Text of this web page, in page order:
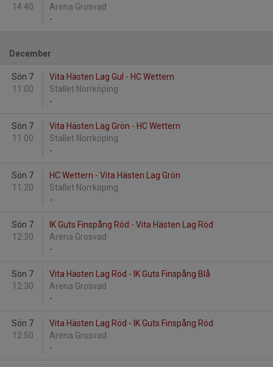
14:40
Arena Grosvad
-
December
Sön 7
11:00
Vita Hästen Lag Gul - HC Wettern
Stallet Norrköping
-
Sön 7
11:00
Vita Hästen Lag Grön - HC Wettern
Stallet Norrköping
-
Sön 7
11:20
HC Wettern - Vita Hästen Lag Grön
Stallet Norrköping
-
Sön 7
12:30
IK Guts Finspång Röd - Vita Hästen Lag Röd
Arena Grosvad
-
Sön 7
12:30
Vita Hästen Lag Röd - IK Guts Finspång Blå
Arena Grosvad
-
Sön 7
12:50
Vita Hästen Lag Röd - IK Guts Finspång Röd
Arena Grosvad
-